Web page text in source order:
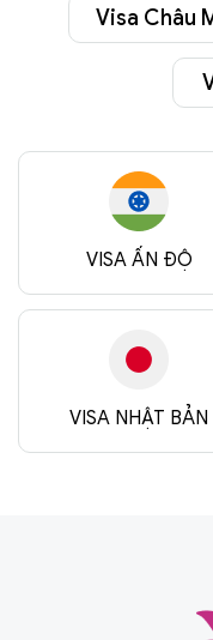
Visa Châu
VISA ẤN ĐỘ
VISA NHẬT BẢN